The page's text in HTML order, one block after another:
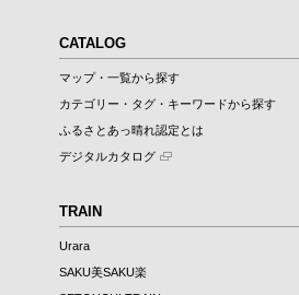
CATALOG
マップ・一覧から探す
カテゴリー・タグ・キーワードから探す
ふるさとあっ晴れ認定とは
デジタルカタログ
TRAIN
Urara
SAKU美SAKU楽